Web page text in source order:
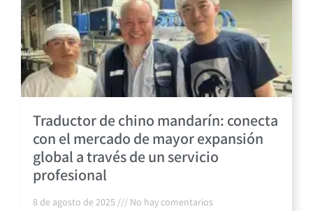
Traductor de chino mandarín: conecta
con el mercado de mayor expansión
global a través de un servicio
profesional
8 de agosto de 2025 No hay comentarios